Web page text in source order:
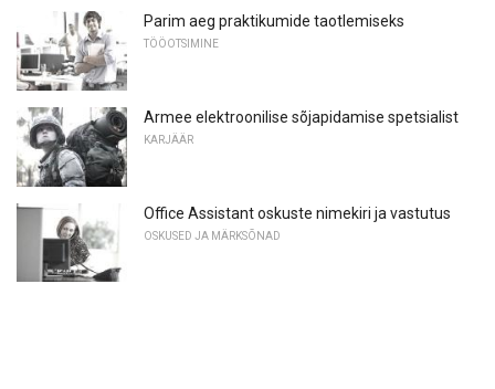
Parim aeg praktikumide taotlemiseks
TÖÖOTSIMINE
Armee elektroonilise sõjapidamise spetsialist
KARJÄÄR
Office Assistant oskuste nimekiri ja vastutus
OSKUSED JA MÄRKSÕNAD